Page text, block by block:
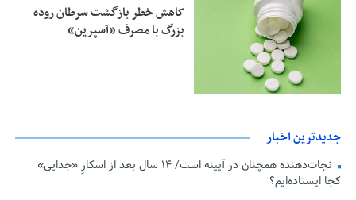
کاهش خطر بازگشت سرطان روده
بزرگ با مصرف «آسپرین»
جدیدترین اخبار
نجات‌دهنده‌ همچنان در آیینه است/ ۱۴ سال بعد از اسکارِ «جدایی»
کجا ایستاده‌ایم؟